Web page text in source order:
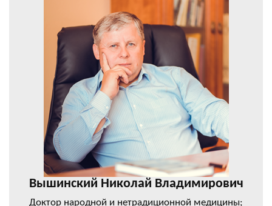
Вышинский Николай Владимирович
Доктор народной и нетрадиционной медицины;